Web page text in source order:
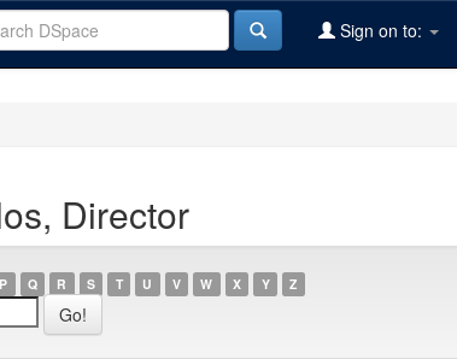
Sign on to:
Director
P Q R S T U V W X Y Z